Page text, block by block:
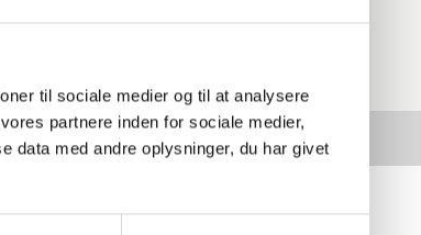
til sociale medier og til at analysere
partnere inden for sociale medier,
data med andre oplysninger, du har givet
Materiale Produkttype